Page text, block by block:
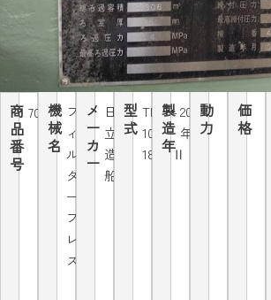
商
品
番
号
7079機
械
名
フ
ィ
ル
タ
ー
プ
レ
ス
メ
ー
カ
ー
日
立
造
船
型
式
TFAP-
10-
18MKⅡ
製
造
年
2004
年
動
力
価
格